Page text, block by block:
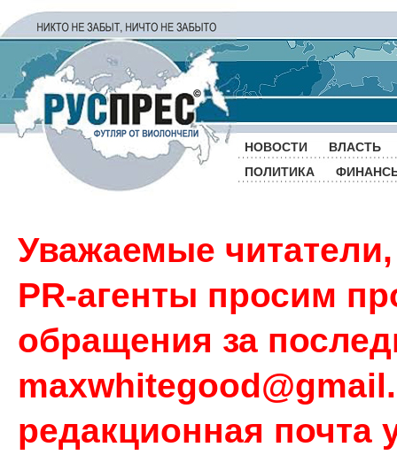
НОВОСТИ
ВЛАСТЬ
ПОЛИТИКА
Уважаемые
PR-агенты просим
обращения за
редакционная почта